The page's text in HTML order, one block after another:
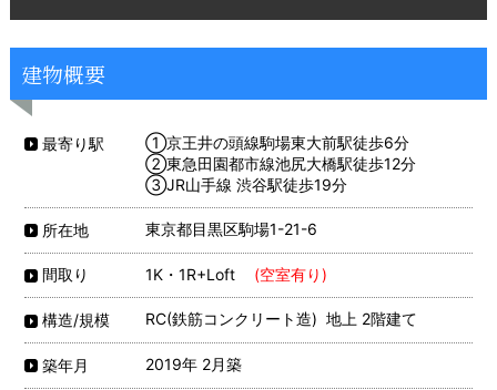
建物概要
最寄り駅
①京王井の頭線駒場東大前駅徒歩6分
②東急田園都市線池尻大橋駅徒歩12分
③JR山手線 渋谷駅徒歩19分
所在地 東京都目黒区駒場1-21-6
間取り 1K・1R+Loft (空室有り)
構造/規模 RC(鉄筋コンクリート造) 地上 2階建て
築年月 2019年 2月築